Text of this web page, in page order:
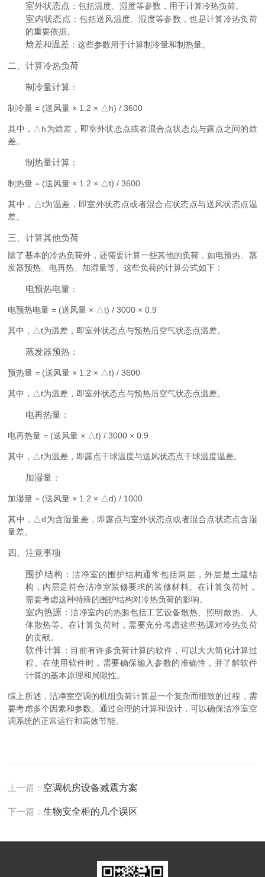
室外状态点 ：包括温度、湿度等参数，用于计算冷热负荷。
室内状态点 ：包括送风温度、湿度等参数，也是计算冷热负荷
的重要依据。
焓差和温差 ：这些参数用于计算制冷量和制热量。
二、计算冷热负荷
制冷量计算 ：
制冷量 = (送风量 × 1.2 × △h) / 3600
其中，△h为焓差，即室外状态点或者混合点状态点与露点之间的焓
差。
制热量计算 ：
制热量 = (送风量 × 1.2 × △t) / 3600
其中，△t为温差，即室外状态点或者混合点状态点与送风状态点温
差。
三、计算其他负荷
除了基本的冷热负荷外，还需要计算一些其他的负荷，如电预热、蒸
发器预热、电再热、加湿量等。这些负荷的计算公式如下：
电预热电量 ：
电预热电量 = (送风量 × △t) / 3000 × 0.9
其中，△t为温差，即室外状态点与预热后空气状态点温差。
蒸发器预热 ：
预热量 = (送风量 × 1.2 × △t) / 3600
其中，△t为温差，即室外状态点与预热后空气状态点温差。
电再热量 ：
电再热量 = (送风量 × △t) / 3000 × 0.9
其中，△t为温差，即露点干球温度与送风状态点干球温度温差。
加湿量 ：
加湿量 = (送风量 × 1.2 × △d) / 1000
其中，△d为含湿量差，即露点与室外状态点或者混合点状态点含湿
量差。
四、注意事项
围护结构 ：洁净室的围护结构通常包括两层，外层是土建结
构，内层是符合洁净室装修要求的装修材料。在计算负荷时，
需要考虑这种特殊的围护结构对冷热负荷的影响。
室内热源 ：洁净室内的热源包括工艺设备散热、照明散热、人
体散热等。在计算负荷时，需要充分考虑这些热源对冷热负荷
的贡献。
软件计算 ：目前有许多负荷计算的软件，可以大大简化计算过
程。在使用软件时，需要确保输入参数的准确性，并了解软件
计算的基本原理和局限性。
综上所述，洁净室空调的机组负荷计算是一个复杂而细致的过程，需
要考虑多个因素和参数。通过合理的计算和设计，可以确保洁净室空
调系统的正常运行和高效节能。
上一篇： 空调机房设备减震方案
下一篇：生物安全柜的几个误区